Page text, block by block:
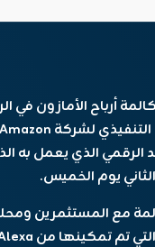
أرباح الأمازون في
الثاني يوم الخميس.
مع المستثمرين